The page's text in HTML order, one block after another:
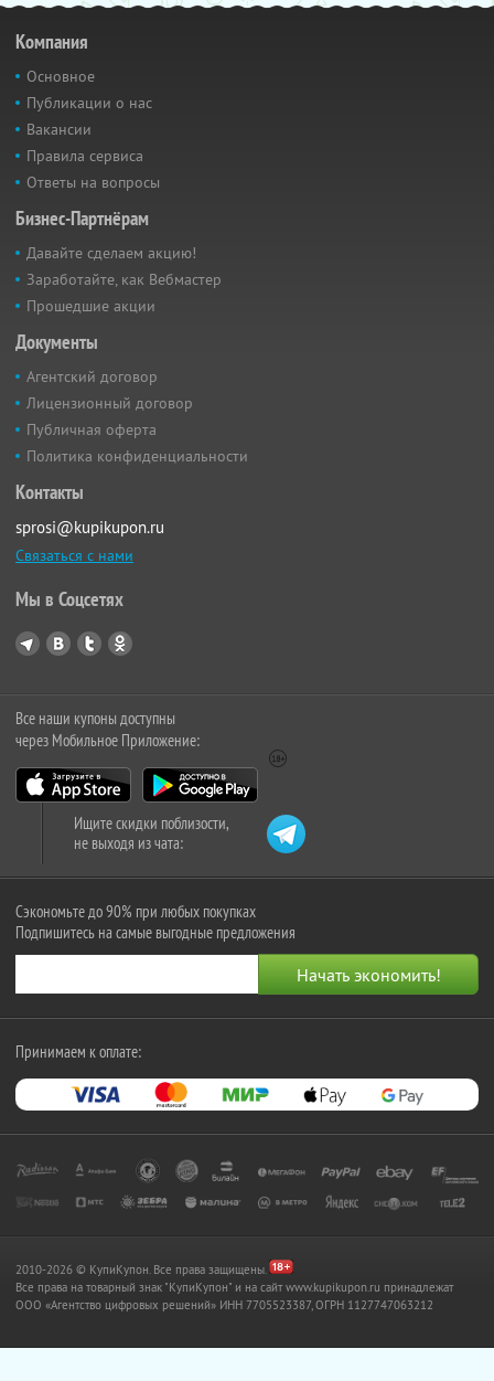
Компания
Основное
Публикации о нас
Вакансии
Правила сервиса
Ответы на вопросы
Бизнес-Партнёрам
Давайте сделаем акцию!
Заработайте, как Вебмастер
Прошедшие акции
Документы
Агентский договор
Лицензионный договор
Публичная оферта
Политика конфиденциальности
Контакты
sprosi@kupikupon.ru
Связаться с нами
Мы в Соцсетях
Все наши купоны доступны
через Мобильное Приложение:
Ищите скидки поблизости,
не выходя из чата:
Сэкономьте до 90% при любых покупках
Подпишитесь на самые выгодные предложения
Принимаем к оплате:
2010-2026 © КупиКупон. Все права защищены.
Все права на товарный знак "КупиКупон" и на сайт www.kupikupon.ru принадлежат
OOO «Агентство цифровых решений» ИНН 7705523387, ОГРН 1127747063212